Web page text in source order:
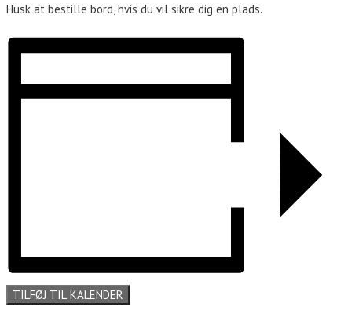
Husk at bestille bord, hvis du vil sikre dig en plads.
TILFØJ TIL KALENDER